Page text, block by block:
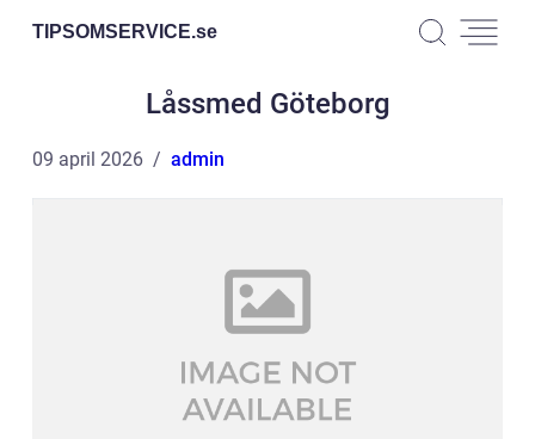
TIPSOMSERVICE.se
Låssmed Göteborg
09 april 2026 admin